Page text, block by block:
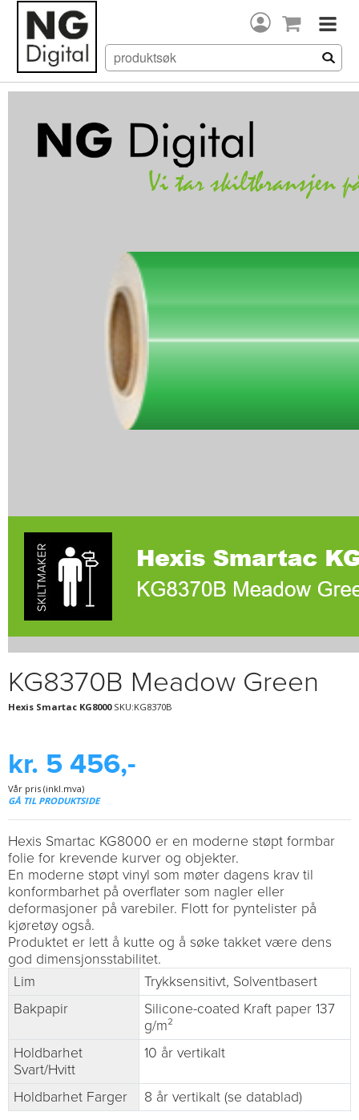
KG8370B Meadow Green
Hexis Smartac KG8000SKU:KG8370B
kr. 5 456,-
Vår pris (inkl.mva)
GÅ TIL PRODUKTSIDE
Hexis Smartac KG8000 er en moderne støpt formbar
folie for krevende kurver og objekter.
En moderne støpt vinyl som møter dagens krav til
konformbarhet på overflater som nagler eller
deformasjoner på varebiler. Flott for pyntelister på
kjøretøy også.
Produktet er lett å kutte og å søke takket være dens
god dimensjonsstabilitet.
Lim
Trykksensitivt, Solventbasert
Bakpapir
Silicone-coated Kraft paper 137
g/m²
Holdbarhet
Svart/Hvitt
10 år vertikalt
Holdbarhet Farger 8 år vertikalt (se datablad)